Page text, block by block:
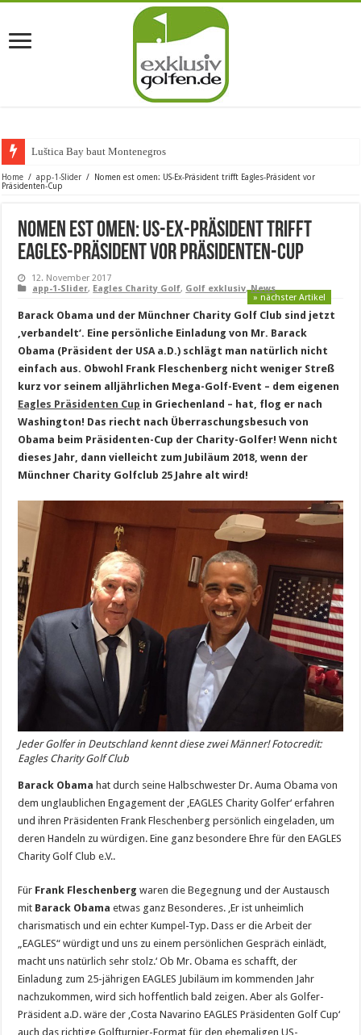
Luštica Bay baut Montenegros erste G
Home / app-1-Slider /
Nomen est omen: US-Ex-Präsident trifft Eagles-Präsident vor
Präsidenten-Cup
Nomen est omen: US-Ex-Präsident trifft
Eagles-Präsident vor Präsidenten-Cup
12. November 2017
app-1-Slider, Eagles Charity Golf, Golf exklusiv,News
» nächster Artikel
Barack Obama und der Münchner Charity Golf Club sind jetzt
‚verbandelt‘. Eine persönliche Einladung von Mr. Barack
Obama (Präsident der USA a.D.) schlägt man natürlich nicht
einfach aus. Obwohl Frank Fleschenberg nicht weniger Streß
kurz vor seinem alljährlichen Mega-Golf-Event – dem eigenen
Eagles Präsidenten Cup in Griechenland – hat, flog er nach
Washington! Das riecht nach Überraschungsbesuch von
Obama beim Präsidenten-Cup der Charity-Golfer! Wenn nicht
dieses Jahr, dann vielleicht zum Jubiläum 2018, wenn der
Münchner Charity Golfclub 25 Jahre alt wird!
Jeder Golfer in Deutschland kennt diese zwei Männer! Fotocredit:
Eagles Charity Golf Club
Barack Obama hat durch seine Halbschwester Dr. Auma Obama von
dem unglaublichen Engagement der ‚EAGLES Charity Golfer‘ erfahren
und ihren Präsidenten Frank Fleschenberg persönlich eingeladen, um
deren Handeln zu würdigen. Eine ganz besondere Ehre für den EAGLES
Charity Golf Club e.V..
Für Frank Fleschenberg waren die Begegnung und der Austausch
mit Barack Obama etwas ganz Besonderes. ‚Er ist unheimlich
charismatisch und ein echter Kumpel-Typ. Dass er die Arbeit der
„EAGLES“ würdigt und uns zu einem persönlichen Gespräch einlädt,
macht uns natürlich sehr stolz.‘ Ob Mr. Obama es schafft, der
Einladung zum 25-jährigen EAGLES Jubiläum im kommenden Jahr
nachzukommen, wird sich hoffentlich bald zeigen. Aber als Golfer-
Präsident a.D. wäre der ‚Costa Navarino EAGLES Präsidenten Golf Cup‘
auch das richtige Golfturnier-Format für den ehemaligen US-